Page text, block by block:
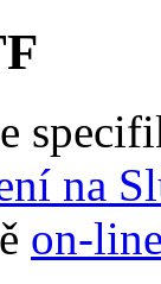
na
on-